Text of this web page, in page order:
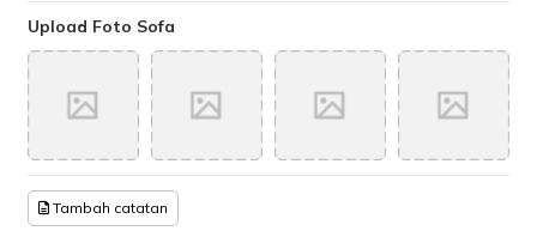
Upload Foto Sofa
Tambah catatan